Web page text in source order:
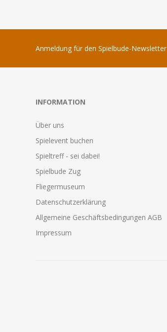
Anmeldung für den Spielbude-Newsletter
INFORMATION
Über uns
Spielevent buchen
Spieltreff - sei dabei!
Spielbude Zug
Fliegermuseum
Datenschutzerklärung
Allgemeine Geschäftsbedingungen AGB
Impressum